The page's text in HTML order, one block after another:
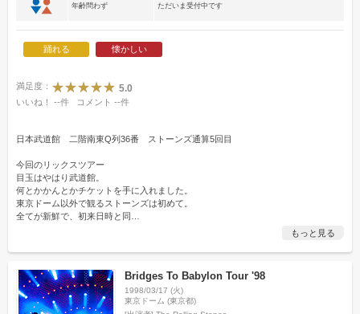
年齢問わず ただいま受付中です
踊れる 懐かしい
満足度： 5.0
いいね！ --件 コメント --件
日本武道館 二階南東Q列36番 ストーンズ通算5回目
今回のリックスツアー
目玉はやはり武道館。
何とかかんとかチケットを手に入れました。
東京ドーム以外で観るストーンズは初めて。
全てが新鮮で、初来日時と同
もっと見る
Bridges To Babylon Tour '98
1998/03/17 (火)
東京ドーム (東京都)